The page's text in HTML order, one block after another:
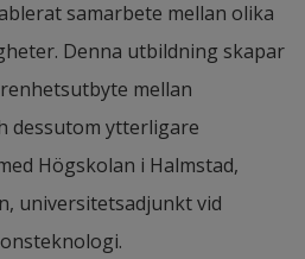
samarbete mellan olika
Denna utbildning skapar
mellan
dessutom ytterligare
Högskolan i Halmstad,
universitetsadjunkt vid